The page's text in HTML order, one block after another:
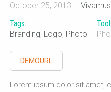
October 25, 2013
Tags:
Branding, Logo, Photo
DEMOURL
Lorem ipsum dolor sit amet,